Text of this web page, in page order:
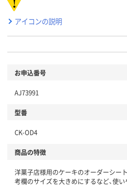
アイコンの説明
お申込番号
AJ73991
型番
CK-OD4
商品の特徴
洋菓子店様用のケーキのオーダーシー
考欄のサイズを大きめにするなど、使